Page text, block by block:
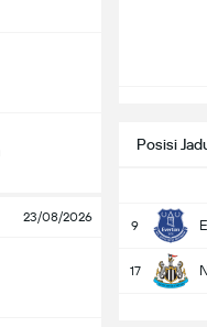
23/08/2026
Posisi
9
17